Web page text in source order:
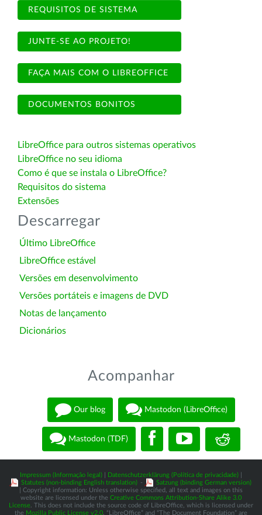
REQUISITOS DE SISTEMA
JUNTE-SE AO PROJETO!
FAÇA MAIS COM O LIBREOFFICE
DOCUMENTOS BONITOS
LibreOffice para outros sistemas operativos
LibreOffice no seu idioma
Como é que se instala o LibreOffice?
Requisitos do sistema
Extensões
Descarregar
Último LibreOffice
LibreOffice estável
Versões em desenvolvimento
Versões portáteis e imagens de DVD
Notas de lançamento
Dicionários
Acompanhar
Our blog Mastodon (LibreOffice)
Mastodon (TDF)
Impressum (Informação legal) Datenschutzerklärung (Política de privacidade)
Statutes (non-binding English translation) -
Satzung (binding German version)
| Copyright information: Unless otherwise specified, all text and images on this
website are licensed under the Creative Commons Attribution-Share Alike 3.0
License . This does not include the source code of LibreOffice, which is licensed under
the Mozilla Public License v2.0 . “LibreOffice” and “The Document Foundation” are